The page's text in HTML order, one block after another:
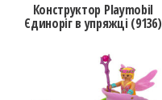
Конструктор Playmobil
Єдиноріг в упряжці (9136)